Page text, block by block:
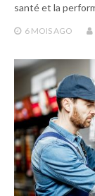
santé et la
6 MOISAGO